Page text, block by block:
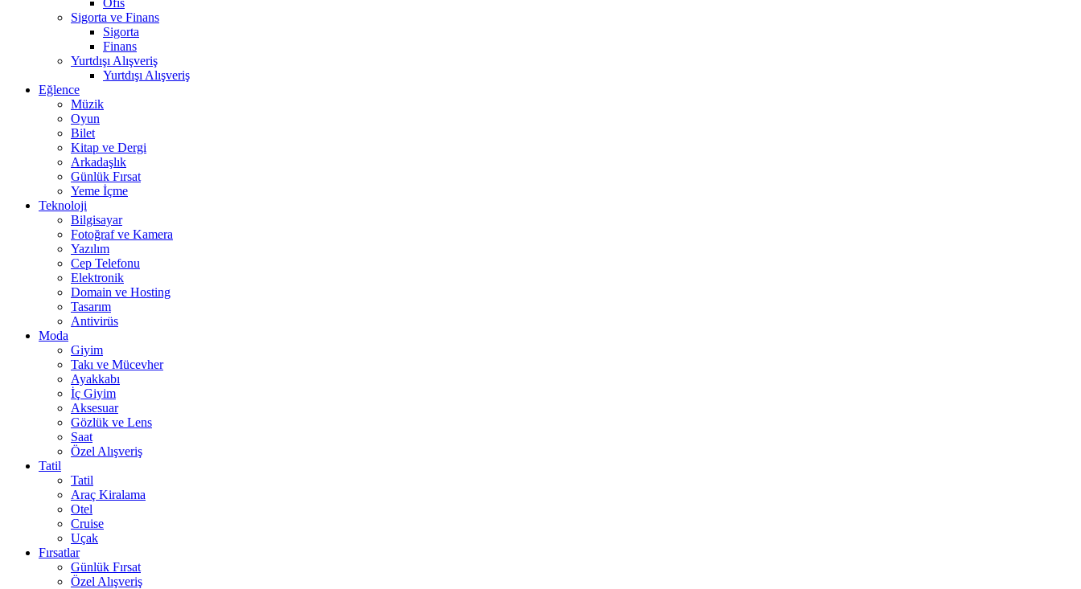
Ofis
Sigorta ve Finans
Sigorta
Finans
Yurtdışı Alışveriş
Yurtdışı Alışveriş
Eğlence
Müzik
Oyun
Bilet
Kitap ve Dergi
Arkadaşlık
Günlük Fırsat
Yeme İçme
Teknoloji
Bilgisayar
Fotoğraf ve Kamera
Yazılım
Cep Telefonu
Elektronik
Domain ve Hosting
Tasarım
Antivirüs
Moda
Giyim
Takı ve Mücevher
Ayakkabı
İç Giyim
Aksesuar
Gözlük ve Lens
Saat
Özel Alışveriş
Tatil
Tatil
Araç Kiralama
Otel
Cruise
Uçak
Fırsatlar
Günlük Fırsat
Özel Alışveriş